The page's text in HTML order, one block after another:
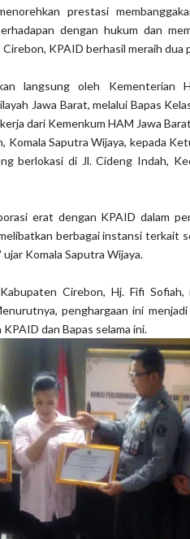
prestasi
dengan hukum dan
KPAID berhasil meraih dua
langsung oleh Kementerian
Jawa Barat, melalui Bapas
dari Kemenkum HAM Jawa
Komala Saputra Wijaya, kepada
berlokasi di Jl. Cideng Indah,
erat dengan KPAID dalam
berbagai instansi terkait
Komala Saputra Wijaya.
Cirebon, Hj. Fifi Sofiah,
penghargaan ini
dan Bapas selama ini.